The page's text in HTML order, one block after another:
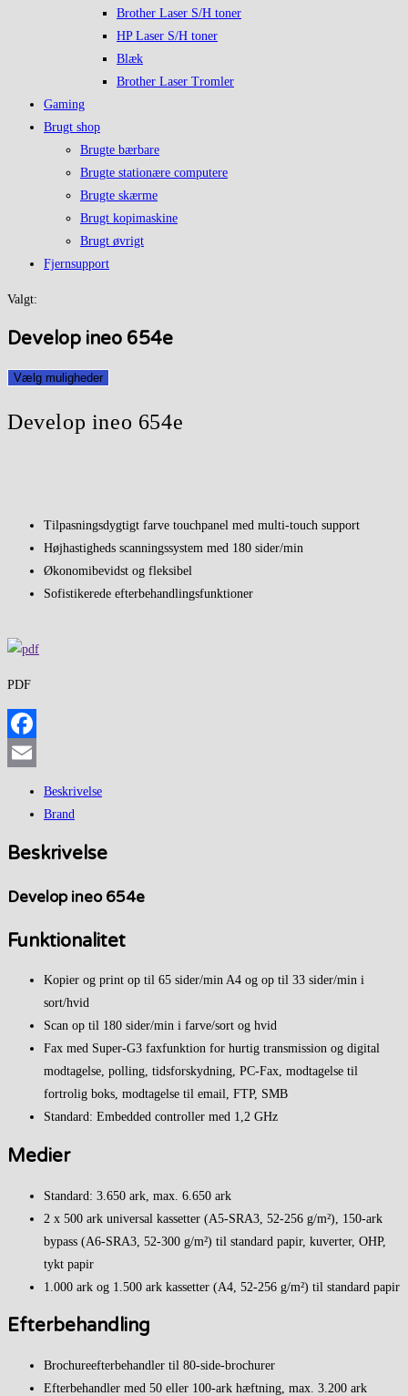
Brother Laser S/H toner
HP Laser S/H toner
Blæk
Brother Laser Tromler
Gaming
Brugt shop
Brugte bærbare
Brugte stationære computere
Brugte skærme
Brugt kopimaskine
Brugt øvrigt
Fjernsupport
Valgt:
Develop ineo 654e
Vælg muligheder
Develop ineo 654e
Tilpasningsdygtigt farve touchpanel med multi-touch support
Højhastigheds scanningssystem med 180 sider/min
Økonomibevidst og fleksibel
Sofistikerede efterbehandlingsfunktioner
PDF
Facebook
Beskrivelse
Brand
Beskrivelse
Develop ineo 654e
Funktionalitet
Kopier og print op til 65 sider/min A4 og op til 33 sider/min i
sort/hvid
Scan op til 180 sider/min i farve/sort og hvid
Fax med Super-G3 faxfunktion for hurtig transmission og digital
modtagelse, polling, tidsforskydning, PC-Fax, modtagelse til
fortrolig boks, modtagelse til email, FTP, SMB
Standard: Embedded controller med 1,2 GHz
Medier
Standard: 3.650 ark, max. 6.650 ark
2 x 500 ark universal kassetter (A5-SRA3, 52-256 g/m²), 150-ark
bypass (A6-SRA3, 52-300 g/m²) til standard papir, kuverter, OHP,
tykt papir
1.000 ark og 1.500 ark kassetter (A4, 52-256 g/m²) til standard papir
Efterbehandling
Brochureefterbehandler til 80-side-brochurer
Efterbehandler med 50 eller 100-ark hæftning, max. 3.200 ark